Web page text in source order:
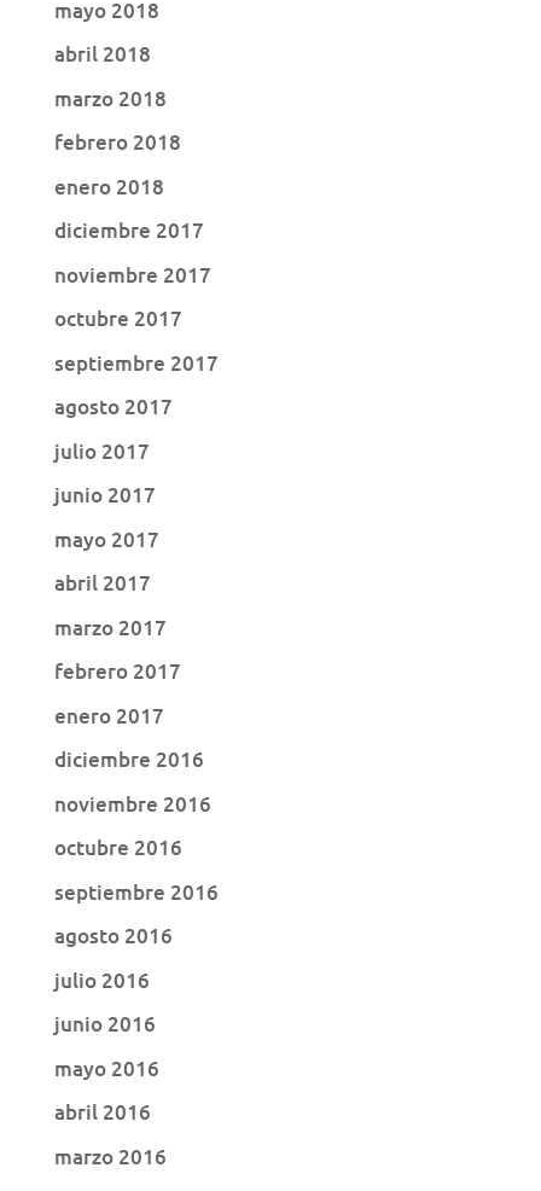
mayo 2018
abril 2018
marzo 2018
febrero 2018
enero 2018
diciembre 2017
noviembre 2017
octubre 2017
septiembre 2017
agosto 2017
julio 2017
junio 2017
mayo 2017
abril 2017
marzo 2017
febrero 2017
enero 2017
diciembre 2016
noviembre 2016
octubre 2016
septiembre 2016
agosto 2016
julio 2016
junio 2016
mayo 2016
abril 2016
marzo 2016